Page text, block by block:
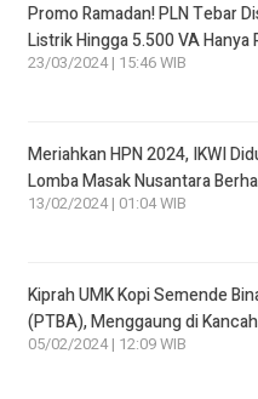
Promo Ramadan! PLN Tebar
Listrik Hingga 5.500 VA Hanya
23/03/2024 | 15:46 WIB
Meriahkan HPN 2024, IKWI
Lomba Masak Nusantara
13/02/2024 | 01:04 WIB
Kiprah UMK Kopi Semende
(PTBA), Menggaung di
05/02/2024 | 12:09 WIB